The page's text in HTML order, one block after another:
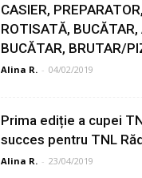
CASIER,
ROTISATĂ,
BUCĂTAR, BRUTAR/
Alina R. - 04/02/2019
Prima ediție a cupei
succes pentru TNL
Alina R. - 23/04/2019